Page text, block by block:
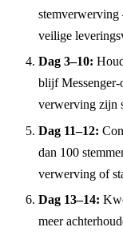
stemverwerving
veilige
Dag 3–10:
blijf Messenger-
verwerving zijn
Dag 11–12:
dan 100
verwerving of
Dag 13–14:
meer